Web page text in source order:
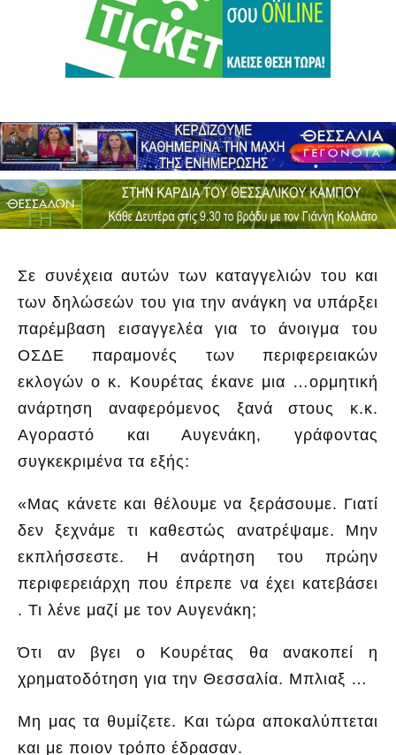
Σε συνέχεια αυτών των καταγγελιών του και
των δηλώσεών του για την ανάγκη να υπάρξει
παρέμβαση εισαγγελέα για το άνοιγμα του
ΟΣΔΕ παραμονές των περιφερειακών
εκλογών ο κ. Κουρέτας έκανε μια …ορμητική
ανάρτηση αναφερόμενος ξανά στους κ.κ.
Αγοραστό και Αυγενάκη, γράφοντας
συγκεκριμένα τα εξής:
«Μας κάνετε και θέλουμε να ξεράσουμε. Γιατί
δεν ξεχνάμε τι καθεστώς ανατρέψαμε. Μην
εκπλήσσεστε. Η ανάρτηση του πρώην
περιφερειάρχη που έπρεπε να έχει κατεβάσει
. Τι λένε μαζί με τον Αυγενάκη;
Ότι αν βγει ο Κουρέτας θα ανακοπεί η
χρηματοδότηση για την Θεσσαλία. Μπλιαξ …
Μη μας τα θυμίζετε. Και τώρα αποκαλύπτεται
και με ποιον τρόπο έδρασαν.